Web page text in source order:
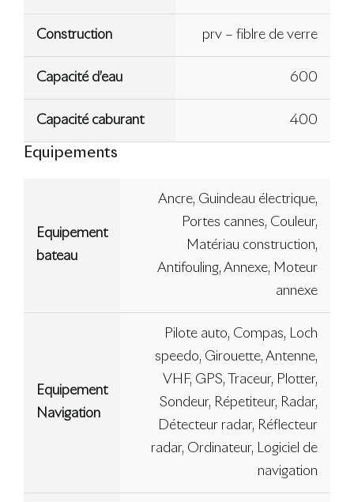
Construction prv – fiblre de verre
Capacité d’eau 600
Capacité caburant 400
Equipements
Equipement
bateau
Ancre, Guindeau électrique,
Portes cannes, Couleur,
Matériau construction,
Antifouling, Annexe, Moteur
annexe
Equipement
Navigation
Pilote auto, Compas, Loch
speedo, Girouette, Antenne,
VHF, GPS, Traceur, Plotter,
Sondeur, Répetiteur, Radar,
Détecteur radar, Réflecteur
radar, Ordinateur, Logiciel de
navigation